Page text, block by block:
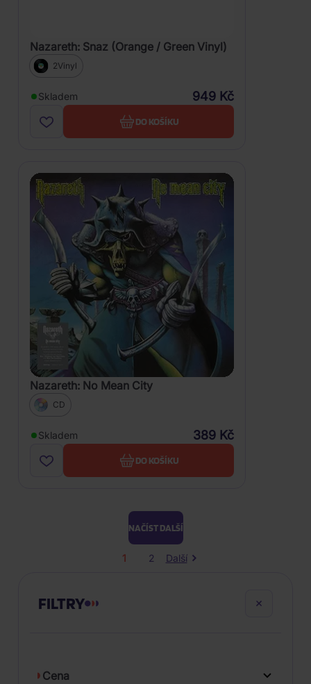
Nazareth: Snaz (Orange / Green Vinyl)
2Vinyl
Skladem 949 Kč
DO KOŠÍKU
Nazareth: No Mean City
CD
Skladem 389 Kč
DO KOŠÍKU
NAČÍST DALŠÍ
1 2 Další
FILTRY
Cena